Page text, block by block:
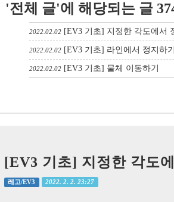
'전체 글'에 해당되는 글
2022.02.02 [EV3 기초] 지정한 각도에서
2022.02.02 [EV3 기초] 라인에서 정지하기
2022.02.02 [EV3 기초] 물체 이동하기
[EV3 기초] 지정한 각도
레고/EV3 2022. 2. 2. 23:27